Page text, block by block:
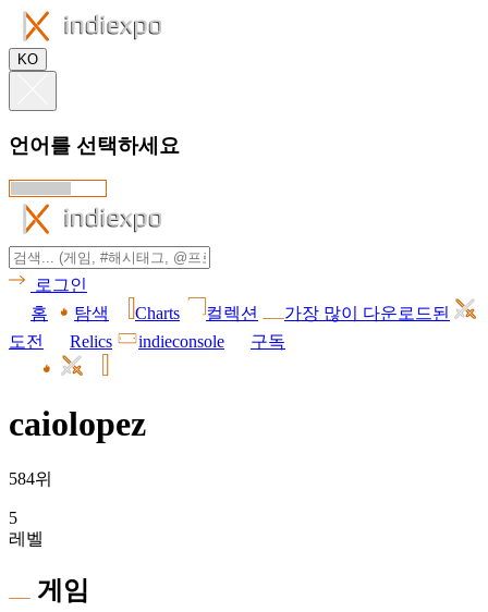
KO
언어를 선택하세요
로그인
홈
탐색 Charts 컬렉션
가장 많이 다운로드된
도전
Relics indieconsole 구독
caiolopez
584위
5
레벨
게임